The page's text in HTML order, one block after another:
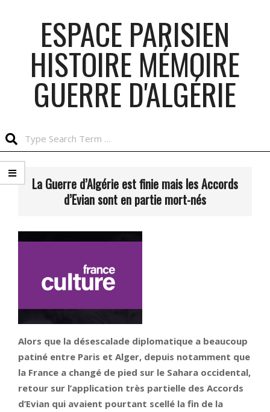
ESPACE PARISIEN
HISTOIRE MÉMOIRE
GUERRE D'ALGÉRIE
Primary
Navigation
MenuLa Guerre d’Algérie est finie mais les Accords
d’Evian sont en partie mort-nés
Alors que la désescalade diplomatique a beaucoup
patiné entre Paris et Alger, depuis notamment que
la France a changé de pied sur le Sahara occidental,
retour sur l’application très partielle des Accords
d’Evian qui avaient pourtant scellé la fin de la